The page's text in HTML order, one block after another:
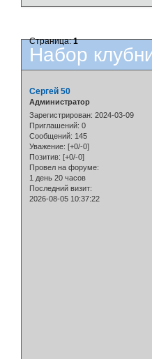
Набор
Страница:1
Сергей 50
Администратор
Зарегистрирован: 2024-03-09
Приглашений: 0
Сообщений: 145
Уважение: [+0/-0]
Позитив: [+0/-0]
Провел на форуме:
1 день 20 часов
Последний визит:
2026-08-05 10:37:22